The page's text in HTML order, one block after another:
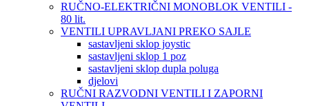
RUČNO-ELEKTRIČNI MONOBLOK VENTILI -
80 lit.
VENTILI UPRAVLJANI PREKO SAJLE
sastavljeni sklop joystic
sastavljeni sklop 1 poz
sastavljeni sklop dupla poluga
djelovi
RUČNI RAZVODNI VENTILI I ZAPORNI